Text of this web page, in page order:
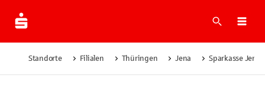
Suche
Standorte Filialen Thüringen Jena Sparkasse